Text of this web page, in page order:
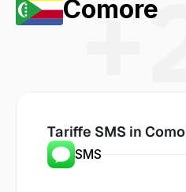
Comore
Tariffe SMS in
SMS